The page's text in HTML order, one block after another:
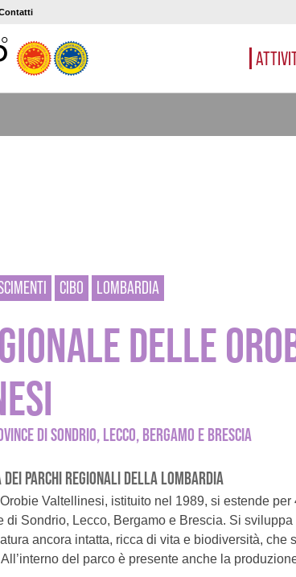
CIBO LOMBARDIA
DELLE
DI SONDRIO, LECCO, BERGAMO E BRESCIA
PARCHI REGIONALI DELLA LOMBARDIA
Valtellinesi, istituito nel 1989, si estende
di Sondrio, Lecco, Bergamo e Brescia. Si
ancora intatta, ricca di vita e biodiversità, che
del parco è presente anche la